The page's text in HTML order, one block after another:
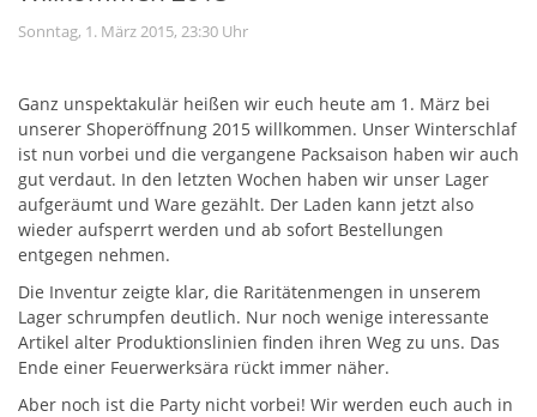
Sonntag, 1. März 2015, 23:30 Uhr
Ganz unspektakulär heißen wir euch heute am 1. März bei
unserer Shoperöffnung 2015 willkommen. Unser Winterschlaf
ist nun vorbei und die vergangene Packsaison haben wir auch
gut verdaut. In den letzten Wochen haben wir unser Lager
aufgeräumt und Ware gezählt. Der Laden kann jetzt also
wieder aufsperrt werden und ab sofort Bestellungen
entgegen nehmen.
Die Inventur zeigte klar, die Raritätenmengen in unserem
Lager schrumpfen deutlich. Nur noch wenige interessante
Artikel alter Produktionslinien finden ihren Weg zu uns. Das
Ende einer Feuerwerksära rückt immer näher.
Aber noch ist die Party nicht vorbei! Wir werden euch auch in